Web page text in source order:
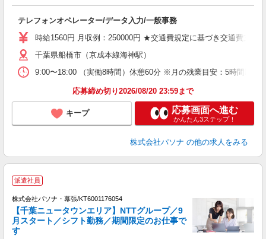
テレフォンオペレーター/データ入力/一般事務
時給1560円 月収例：250000円 ★交通費規定に基づき交通費支給
千葉県船橋市（京成本線海神駅）
9:00〜18:00 （実働8時間）休憩60分 ※月の残業目安：5時間以
応募締め切り2026/08/20 23:59まで
キープ 応募画面へ進む
かんたん3ステップ！
株式会社パソナ の他の求人をみる
派遣社員
株式会社パソナ・幕張/KT6001176054
【千葉ニュータウンエリア】NTTグループ／9
月スタート／シフト勤務／期間限定のお仕事で
す